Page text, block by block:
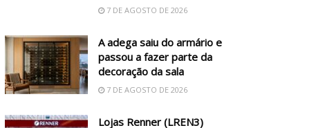
7 DE AGOSTO DE 2026
A adega saiu do armário e
passou a fazer parte da
decoração da sala
7 DE AGOSTO DE 2026
Lojas Renner (LREN3)